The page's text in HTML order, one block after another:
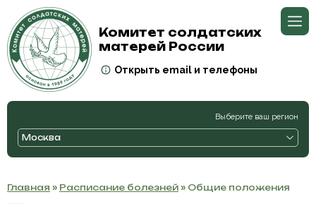
Комитет солдатских
матерей России
Открыть email и телефоны
Выберите ваш регион
Москва
Главная » Расписание болезней » Общие положения